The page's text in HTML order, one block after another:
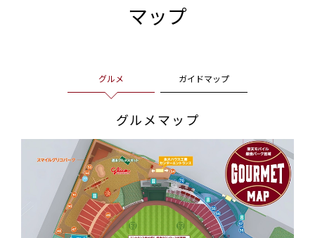
マップ
グルメ ガイドマップ
グルメマップ